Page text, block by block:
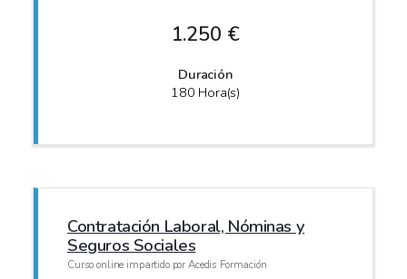
1.250 €
Duración
180 Hora(s)
Contratación Laboral, Nóminas y
Seguros Sociales
Curso online impartido por Acedis Formación